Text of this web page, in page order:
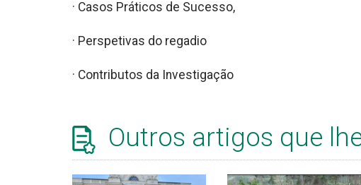
· Casos Práticos de Sucesso,
· Perspetivas do regadio
· Contributos da Investigação
Outros artigos que